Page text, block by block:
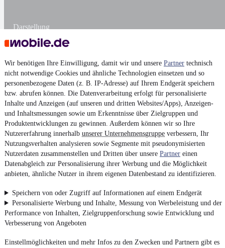
Wir benötigen Ihre Einwilligung, damit wir und unsere Partner technisch
nicht notwendige Cookies und ähnliche Technologien einsetzen und so
personenbezogene Daten (z. B. IP-Adresse) auf Ihrem Endgerät speichern
bzw. abrufen können. Die Datenverarbeitung erfolgt für personalisierte
Inhalte und Anzeigen (auf unseren und dritten Websites/Apps), Anzeigen-
und Inhaltsmessungen sowie um Erkenntnisse über Zielgruppen und
Produktentwicklungen zu gewinnen. Außerdem können wir so Ihre
Nutzererfahrung innerhalb unserer Unternehmensgruppe verbessern, Ihr
Nutzungsverhalten analysieren sowie Segmente mit pseudonymisierten
Nutzerdaten zusammenstellen und Dritten über unsere Partner einen
Datenabgleich zur Personalisierung ihrer Werbung und die Möglichkeit
anbieten, ähnliche Nutzer in ihrem eigenen Datenbestand zu identifizieren.
Speichern von oder Zugriff auf Informationen auf einem Endgerät
Personalisierte Werbung und Inhalte, Messung von Werbeleistung und der
Performance von Inhalten, Zielgruppenforschung sowie Entwicklung und
Verbesserung von Angeboten
Einstellmöglichkeiten und mehr Infos zu den Zwecken und Partnern gibt es
Darstellung